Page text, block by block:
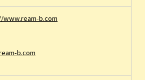
www.ream-b.com
b.com